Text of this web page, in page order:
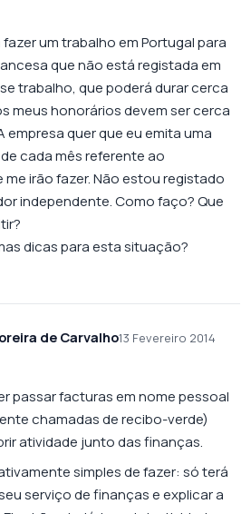
um trabalho em Portugal para
que não está registada em
trabalho, que poderá durar cerca
meus honorários devem ser cerca
empresa quer que eu emita uma
cada mês referente ao
irão fazer. Não estou registado
independente. Como faço? Que
dicas para esta situação?
de Carvalho13 Fevereiro 2014
passar facturas em nome pessoal
chamadas de recibo-verde)
atividade junto das finanças.
simples de fazer: só terá
serviço de finanças e explicar a